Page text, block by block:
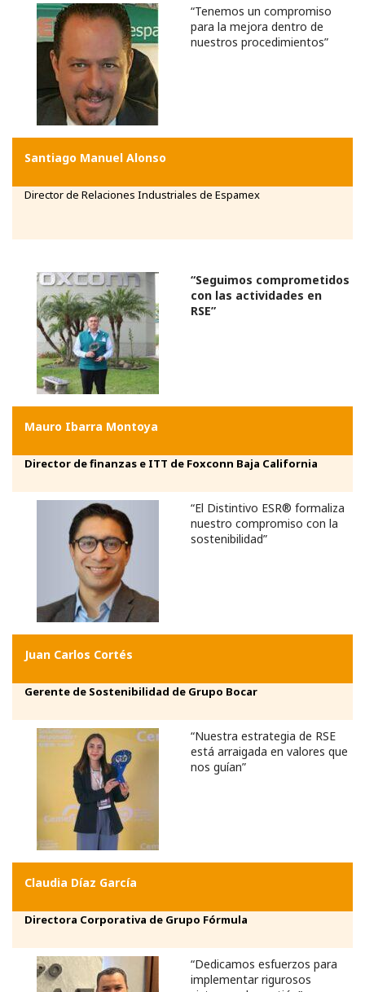
“Tenemos un compromiso
para la mejora dentro de
nuestros procedimientos”
Santiago Manuel Alonso
Director de Relaciones Industriales de Espamex
“Seguimos comprometidos
con las actividades en
RSE”
Mauro Ibarra Montoya
Director de finanzas e ITT de Foxconn Baja California
“El Distintivo ESR® formaliza
nuestro compromiso con la
sostenibilidad”
Juan Carlos Cortés
Gerente de Sostenibilidad de Grupo Bocar
“Nuestra estrategia de RSE
está arraigada en valores que
nos guían”
Claudia Díaz García
Directora Corporativa de Grupo Fórmula
“Dedicamos esfuerzos para
implementar rigurosos